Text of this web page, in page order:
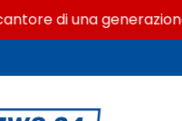
una generazione